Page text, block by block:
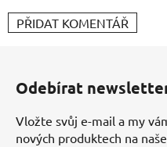
PŘIDAT KOMENTÁŘ
Odebírat
Vložte svůj e-mail a my
nových produktech na